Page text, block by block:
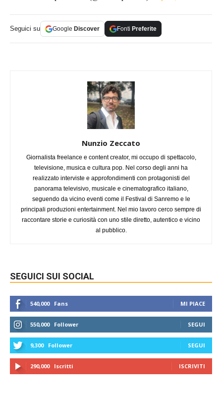
Seguici su Google Discover Fonti Preferite
Nunzio Zeccato
Giornalista freelance e content creator, mi occupo di spettacolo,
televisione, musica e cultura pop. Nel corso degli anni ha
realizzato interviste e approfondimenti con protagonisti del
panorama televisivo, musicale e cinematografico italiano,
seguendo da vicino eventi come il Festival di Sanremo e le
principali produzioni entertainment. Nel mio lavoro cerco sempre di
raccontare storie e curiosità con uno stile diretto, autentico e vicino
al pubblico.
SEGUICI SUI SOCIAL
540,000 Fans MI PIACE
550,000 Follower SEGUI
9,300 Follower SEGUI
290,000 Iscritti ISCRIVITI